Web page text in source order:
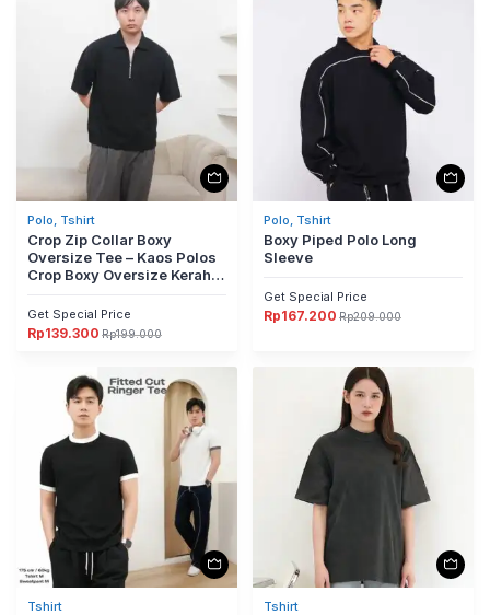
Polo, Tshirt
Crop Zip Collar Boxy
Oversize Tee – Kaos Polos
Crop Boxy Oversize Kerah
Get Special Price
Rp199.000
Harga
Rp199.000.
Rp139.300
Harga
adalah:
Rp139.300.
Polo, Tshirt
Boxy Piped Polo Long
Sleeve
Get Special Price
Rp209.000
Harga
Rp167.200
Harga
Tshirt Tshirt